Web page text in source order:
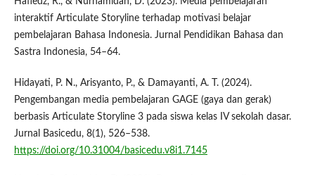
interaktif Articulate Storyline terhadap motivasi belajar
pembelajaran Bahasa Indonesia. Jurnal Pendidikan Bahasa dan
Sastra Indonesia, 54–64.
Hidayati, P. N., Arisyanto, P., & Damayanti, A. T. (2024).
Pengembangan media pembelajaran GAGE (gaya dan gerak)
berbasis Articulate Storyline 3 pada siswa kelas IV sekolah dasar.
Jurnal Basicedu, 8(1), 526–538.
https://doi.org/10.31004/basicedu.v8i1.7145